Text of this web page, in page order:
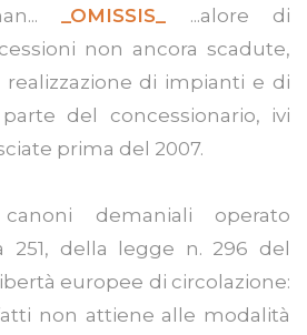
_OMISSIS_
...alore di
non ancora scadute,
di impianti e di
del concessionario, ivi
prima del 2007.
demaniali operato
251, della legge n. 296 del
europee di circolazione:
non attiene alle modalità